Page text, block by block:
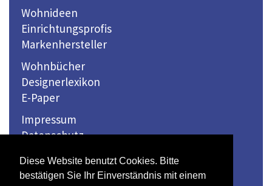
Diese Website benutzt Cookies. Bitte
bestätigen Sie Ihr Einverständnis mit einem
Wohnideen
Einrichtungsprofis
Markenhersteller
Wohnbücher
Designerlexikon
E-Paper
Impressum
Datenschutz